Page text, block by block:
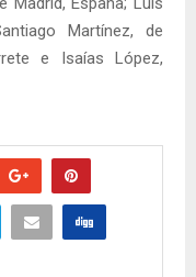
Martínez, de
e Isaías López,